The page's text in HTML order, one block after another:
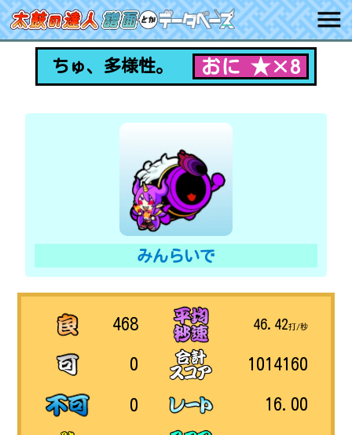
ちゅ、多様性。 おに ★×8
みんらいで
468
0
0
46.42打/秒
1014160
16.00